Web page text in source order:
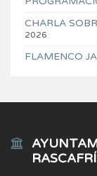
CHARLA
2026
FLAMENCO